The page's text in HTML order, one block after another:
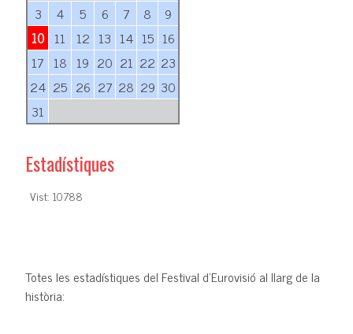
3
4 5 6 7 8
9
10 11 12 13 14 15 16
17 18 19 20 21 22 23
24 25 26 27 28 29 30
31
Estadístiques
Vist: 10788
Totes les estadístiques del Festival d'Eurovisió al llarg de la
història: